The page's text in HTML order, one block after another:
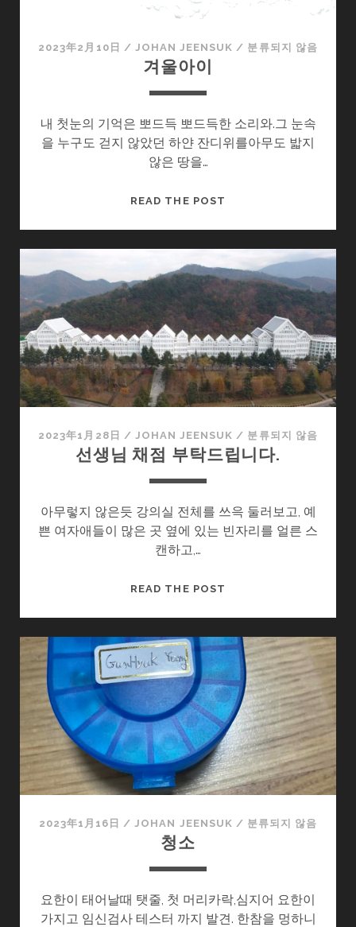
2023年2月10日 / JOHAN JEENSUK / 분류되지 않음
겨울아이
내 첫눈의 기억은 뽀드득 뽀드득한 소리와.그 눈속
을 누구도 걷지 않았던 하얀 잔디위를아무도 밟지
않은 땅을…
READ THE POST
2023年1月28日 / JOHAN JEENSUK / 분류되지 않음
선생님 채점 부탁드립니다.
아무렇지 않은듯 강의실 전체를 쓰윽 둘러보고, 예
쁜 여자애들이 많은 곳 옆에 있는 빈자리를 얼른 스
캔하고,…
READ THE POST
채
점
부
탁
드
립
니
다.
2023年1月16日 /JOHAN JEENSUK / 분류되지 않음
청소
요한이 태어날때 탯줄, 첫 머리카락,심지어 요한이
가지고 임신검사 테스터 까지 발견. 한참을 멍하니